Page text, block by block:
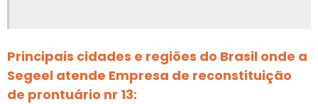
Empresa de projetos elétricos em ms
Empresa de projetos linha de vida
Principais cidades e regiões do Brasil onde a
Segeel atende Empresa de reconstituição
de prontuário nr 13: